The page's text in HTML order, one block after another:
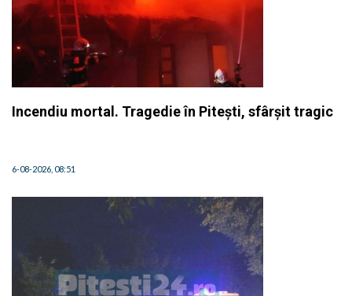
Incendiu mortal. Tragedie în Pitești, sfârșit tragic
6-08-2026, 08:51